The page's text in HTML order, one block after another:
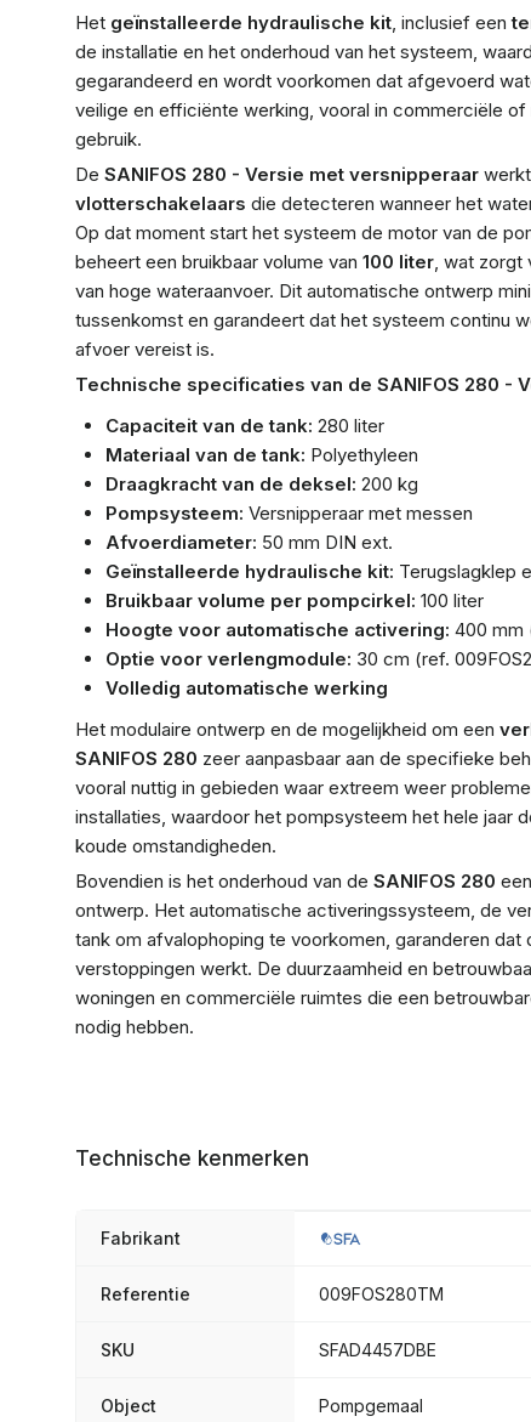
Het geïnstalleerde hydraulische kit, inclusief een
de installatie en het onderhoud van het systeem,
gegarandeerd en wordt voorkomen dat afgevoerd
veilige en efficiënte werking, vooral in commerciële
gebruik.
De SANIFOS 280 - Versie met versnipperaar
vlotterschakelaars die detecteren wanneer het
Op dat moment start het systeem de motor van de
beheert een bruikbaar volume van 100 liter, wat zorgt
van hoge wateraanvoer. Dit automatische ontwerp
tussenkomst en garandeert dat het systeem continu
afvoer vereist is.
Technische specificaties van de SANIFOS 280 -
Capaciteit van de tank: 280 liter
Materiaal van de tank: Polyethyleen
Draagkracht van de deksel: 200 kg
Pompsysteem: Versnipperaar met messen
Afvoerdiameter: 50 mm DIN ext.
Geïnstalleerde hydraulische kit: Terugslagklep
Bruikbaar volume per pompcirkel: 100 liter
Hoogte voor automatische activering: 400 mm
Optie voor verlengmodule: 30 cm (ref.
Volledig automatische werking
Het modulaire ontwerp en de mogelijkheid om een
SANIFOS 280 zeer aanpasbaar aan de specifieke
vooral nuttig in gebieden waar extreem weer
installaties, waardoor het pompsysteem het hele jaar
koude omstandigheden.
Bovendien is het onderhoud van de SANIFOS 280
ontwerp. Het automatische activeringssysteem, de
tank om afvalophoping te voorkomen, garanderen
verstoppingen werkt. De duurzaamheid en
woningen en commerciële ruimtes die een
nodig hebben.
Technische kenmerken
Fabrikant
Referentie 009FOS280TM
SKU SFAD4457DBE
Object Pompgemaal